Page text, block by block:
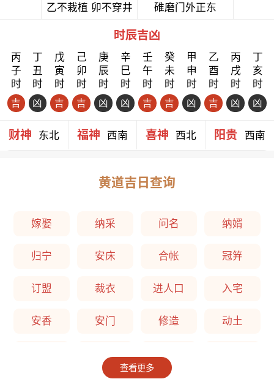
乙不栽植 卯不穿井 碓磨门外正东
时辰吉凶
丙
子
时
吉
丁
丑
时
凶
戊
寅
时
吉
己
卯
时
吉
庚
辰
时
凶
辛
巳
时
凶
壬
午
时
吉
癸
未
时
吉
甲
申
时
凶
乙
酉
时
吉
丙
戌
时
凶
丁
亥
时
凶
财神 东北 福神 西南 喜神 西北 阳贵 西南
黄道吉日查询
嫁娶 纳采 问名 纳婿
归宁 安床 合帐 冠笄
订盟 裁衣 进人口 入宅
安香 安门 修造 动土
查看更多